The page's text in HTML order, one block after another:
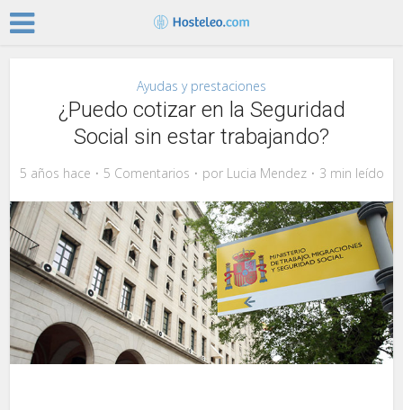
Ayudas y prestaciones
¿Puedo cotizar en la Seguridad
Social sin estar trabajando?
5 años hace 5 Comentarios por Lucia Mendez 3 min leído